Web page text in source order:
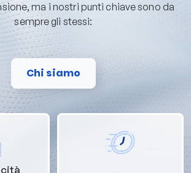
ma i nostri punti chiave sono da
sempre gli stessi:
Chi siamo